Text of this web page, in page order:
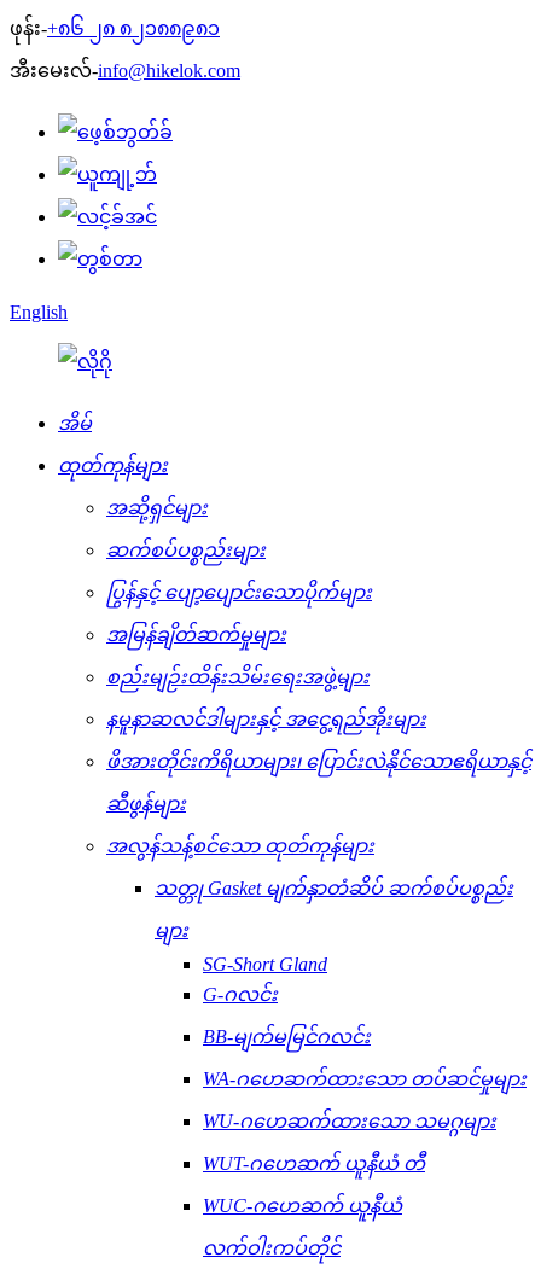
ဖုန်း-+၈၆ ၂၈ ၈၂၁၈၈၉၈၁
အီးမေးလ်-info@hikelok.com
English
အိမ်
ထုတ်ကုန်များ
အဆို့ရှင်များ
ဆက်စပ်ပစ္စည်းများ
ပြွန်နှင့် ပျော့ပျောင်းသောပိုက်များ
အမြန်ချိတ်ဆက်မှုများ
စည်းမျဉ်းထိန်းသိမ်းရေးအဖွဲ့များ
နမူနာဆလင်ဒါများနှင့် အငွေ့ရည်အိုးများ
ဖိအားတိုင်းကိရိယာများ၊ ပြောင်းလဲနိုင်သောဧရိယာနှင့်
ဆီဖွန်များ
အလွန်သန့်စင်သော ထုတ်ကုန်များ
သတ္တု Gasket မျက်နှာတံဆိပ် ဆက်စပ်ပစ္စည်း
များ
SG-Short Gland
G-ဂလင်း
BB-မျက်မမြင်ဂလင်း
WA-ဂဟေဆက်ထားသော တပ်ဆင်မှုများ
WU-ဂဟေဆက်ထားသော သမဂ္ဂများ
WUT-ဂဟေဆက် ယူနီယံ တီ
WUC-ဂဟေဆက် ယူနီယံ
လက်ဝါးကပ်တိုင်